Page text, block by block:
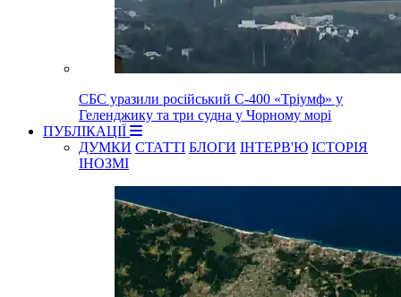
СБС уразили російський С-400 «Тріумф» у
Геленджику та три судна у Чорному морі
ПУБЛІКАЦІЇ
ДУМКИ СТАТТІ БЛОГИ ІНТЕРВ'Ю ІСТОРІЯ
ІНОЗМІ